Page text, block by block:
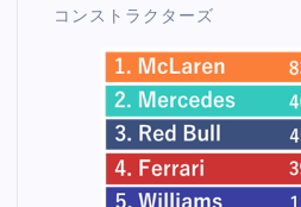
コンストラクターズ